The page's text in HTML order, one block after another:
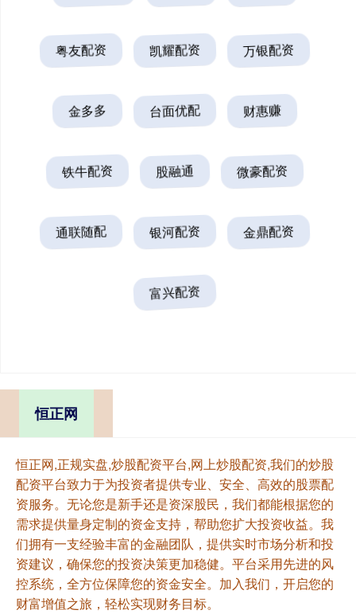
粤友配资 凯耀配资 万银配资
金多多 台面优配 财惠赚
铁牛配资 股融通 微豪配资
通联随配 银河配资 金鼎配资
富兴配资
恒正网
恒正网,正规实盘,炒股配资平台,网上炒股配资,我们的炒股
配资平台致力于为投资者提供专业、安全、高效的股票配
资服务。无论您是新手还是资深股民，我们都能根据您的
需求提供量身定制的资金支持，帮助您扩大投资收益。我
们拥有一支经验丰富的金融团队，提供实时市场分析和投
资建议，确保您的投资决策更加稳健。平台采用先进的风
控系统，全方位保障您的资金安全。加入我们，开启您的
财富增值之旅，轻松实现财务目标。